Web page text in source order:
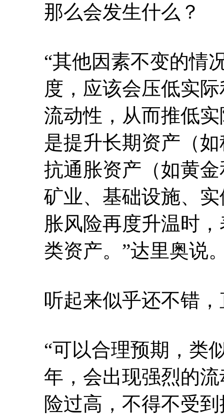
那么会发生什么？
“其他因素不变的情
度，应该会压低实
流动性，从而推低
是提升长期资产（
抗通胀资产（如黄
矿业、基础设施、
胀风险再度升温时
类资产。”达里奥说
听起来似乎还不错
“可以合理预期，类
年，会出现强烈的
险过高，不得不受